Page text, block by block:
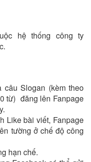
hệ thống công ty
Slogan (kèm theo
từ) đăng lên Fanpage
Like bài viết, Fanpage
tường ở chế độ công
hạn chế.